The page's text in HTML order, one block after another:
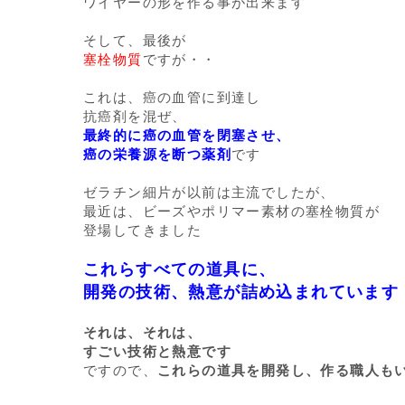
そして、最後が
塞栓物質ですが・・
これは、癌の血管に到達し
抗癌剤を混ぜ、
最終的に癌の血管を閉塞させ、
癌の栄養源を断つ薬剤 です
ゼラチン細片が以前は主流でしたが、
最近は、ビーズやポリマー素材の塞栓物質が
登場してきました
これらすべての道具に、
開発の技術、熱意が詰め込まれています
それは、それは、
すごい技術と熱意です
ですので、 これらの道具を開発し、作る職人も